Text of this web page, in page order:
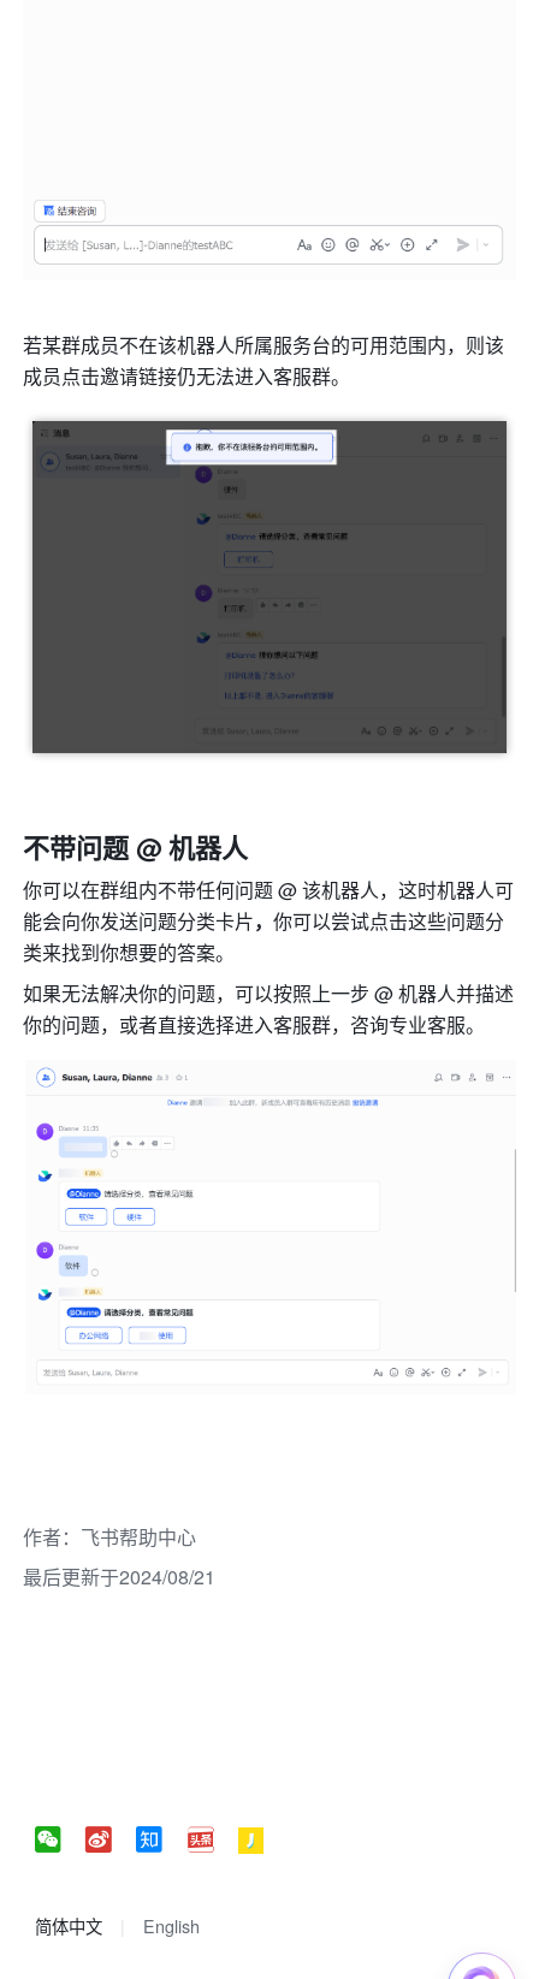
若某群成员不在该机器人所属服务台的可用范围内，则该
成员点击邀请链接仍无法进入客服群。
不带问题 @ 机器人
你可以在群组内不带任何问题 @ 该机器人，这时机器人可
能会向你发送问题分类卡片，你可以尝试点击这些问题分
类来找到你想要的答案。
如果无法解决你的问题，可以按照上一步 @ 机器人并描述
你的问题，或者直接选择进入客服群，咨询专业客服。
作者： 飞书帮助中心
最后更新于2024/08/21
简体中文 English